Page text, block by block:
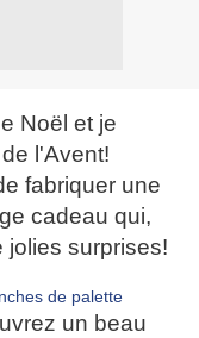
Noël et je
l'Avent!
fabriquer une
cadeau qui,
jolies surprises!
un beau